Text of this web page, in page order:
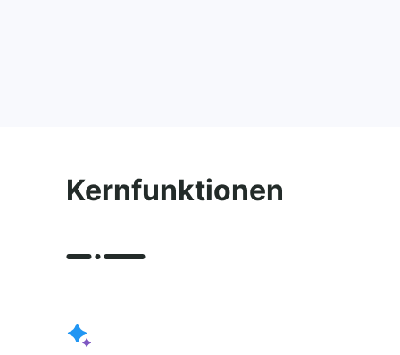
Kernfunktionen